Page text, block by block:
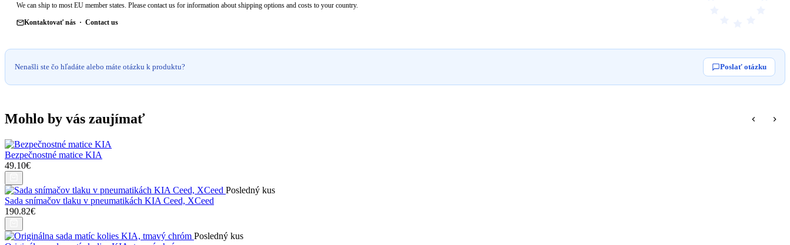
We can ship to most EU member states. Please contact us for information about shipping options and costs to your country.
Kontaktovať nás · Contact us
Nenašli ste čo hľadáte alebo máte otázku k produktu? Poslať otázku
Mohlo by vás zaujímať
Bezpečnostné matice KIA
49.10€
Posledný kus
Sada snímačov tlaku v pneumatikách KIA Ceed, XCeed
190.82€
Posledný kus